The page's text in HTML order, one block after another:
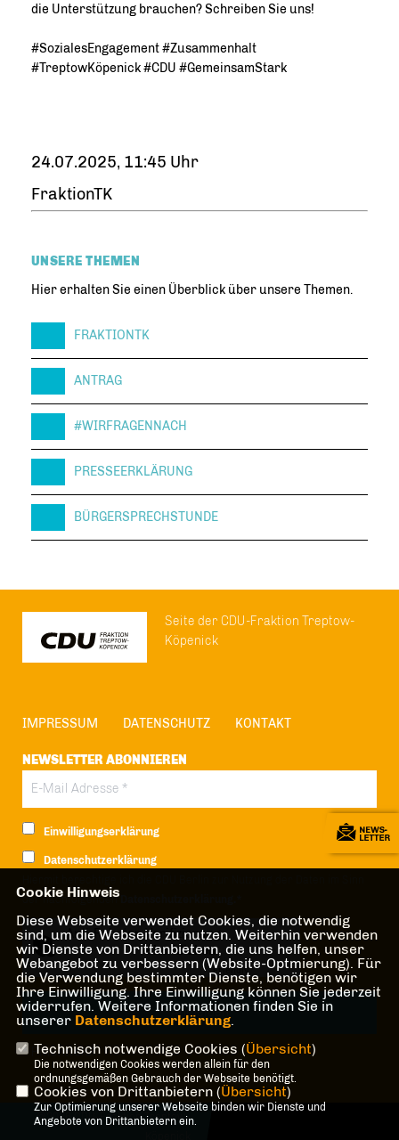
die Unterstützung brauchen? Schreiben Sie uns!
#SozialesEngagement #Zusammenhalt
#TreptowKöpenick #CDU #GemeinsamStark
24.07.2025, 11:45 Uhr
FraktionTK
UNSERE THEMEN
Hier erhalten Sie einen Überblick über unsere Themen.
FRAKTIONTK
ANTRAG
#WIRFRAGENNACH
PRESSEERKLÄRUNG
BÜRGERSPRECHSTUNDE
Seite der CDU-Fraktion Treptow-
Köpenick
IMPRESSUM DATENSCHUTZ KONTAKT
NEWSLETTER ABONNIEREN
Einwilligungserklärung
Datenschutzerklärung
der nachfolgenden
Anti-Roboter-Verifizierung
Hier klicken
FriendlyCaptcha ⇗
* Pflichtfeld!
@2026 CDU-Fraktion Treptow-
Cookie Hinweis
Diese Webseite verwendet Cookies, die notwendig
sind, um die Webseite zu nutzen. Weiterhin verwenden
wir Dienste von Drittanbietern, die uns helfen, unser
Webangebot zu verbessern (Website-Optmierung). Für
die Verwendung bestimmter Dienste, benötigen wir
Ihre Einwilligung. Ihre Einwilligung können Sie jederzeit
widerrufen. Weitere Informationen finden Sie in
unserer Datenschutzerklärung.
Technisch notwendige Cookies (Übersicht)
Die notwendigen Cookies werden allein für den
ordnungsgemäßen Gebrauch der Webseite benötigt.
Cookies von Drittanbietern (Übersicht)
Zur Optimierung unserer Webseite binden wir Dienste und
Angebote von Drittanbietern ein.